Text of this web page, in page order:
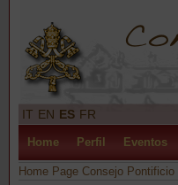
IT EN ES FR
Home Perfil Eventos
Home Page Consejo